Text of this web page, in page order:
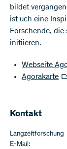
bildet
ist uch eine
Forschende, die
initiieren.
Webseite
Agorakarte
Kontakt
Langzeitforschung
E-Mail: